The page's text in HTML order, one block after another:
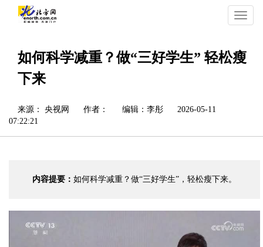
切
换
航
如何科学减重？做“三好学生” 轻松瘦
下来
来源： 央视网 作者： 编辑：李彤
2026-05-11
07:22:21
内容提要： 如何科学减重？做“三好学生”，轻松瘦下来。